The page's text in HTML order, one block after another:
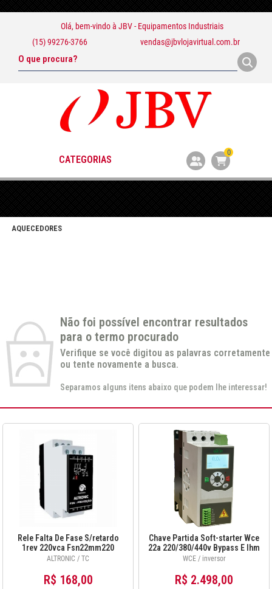
Olá, bem-vindo à JBV - Equipamentos Industriais
(15) 99276-3766
vendas@jbvlojavirtual.com.br
CATEGORIAS
0
AQUECEDORES
Não foi possível encontrar resultados
para o termo procurado
Verifique se você digitou as palavras corretamente
ou tente novamente a busca.
Separamos alguns itens abaixo que podem lhe interessar!
Rele Falta De Fase S/retardo
1rev 220vca Fsn22mm220
ALTRONIC / TC
R$ 168,00
Chave Partida Soft-starter Wce
22a 220/380/440v Bypass E Ihm
WCE / inversor
R$ 2.498,00